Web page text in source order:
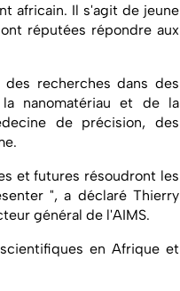
africain. Il s'agit de jeune
réputées répondre aux
recherches dans des
nanomatériau et de la
de précision, des
et futures résoudront les
", a déclaré Thierry
général de l'AIMS.
en Afrique et